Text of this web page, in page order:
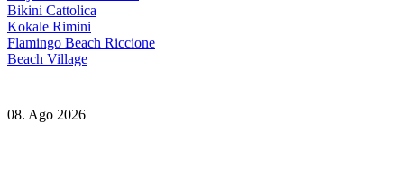
Bikini Cattolica
Kokale Rimini
Flamingo Beach Riccione
Beach Village
08. Ago 2026